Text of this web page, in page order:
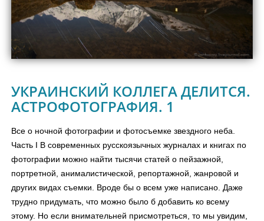
УКРАИНСКИЙ КОЛЛЕГА ДЕЛИТСЯ.
АСТРОФОТОГРАФИЯ. 1
Все о ночной фотографии и фотосъемке звездного неба.
Часть I В современных русскоязычных журналах и книгах по
фотографии можно найти тысячи статей о пейзажной,
портретной, анималистической, репортажной, жанровой и
других видах съемки. Вроде бы о всем уже написано. Даже
трудно придумать, что можно было б добавить ко всему
этому. Но если внимательней присмотреться, то мы увидим,